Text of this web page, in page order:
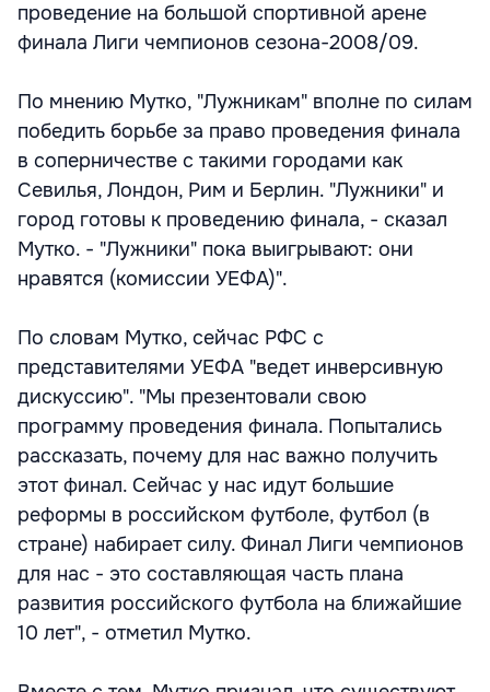
проведение на большой спортивной арене
финала Лиги чемпионов сезона-2008/09.
По мнению Мутко, "Лужникам" вполне по силам
победить борьбе за право проведения финала
в соперничестве с такими городами как
Севилья, Лондон, Рим и Берлин. "Лужники" и
город готовы к проведению финала, - сказал
Мутко. - "Лужники" пока выигрывают: они
нравятся (комиссии УЕФА)".
По словам Мутко, сейчас РФС с
представителями УЕФА "ведет инверсивную
дискуссию". "Мы презентовали свою
программу проведения финала. Попытались
рассказать, почему для нас важно получить
этот финал. Сейчас у нас идут большие
реформы в российском футболе, футбол (в
стране) набирает силу. Финал Лиги чемпионов
для нас - это составляющая часть плана
развития российского футбола на ближайшие
10 лет", - отметил Мутко.